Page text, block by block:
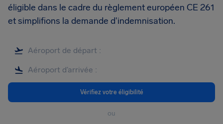
éligible dans le cadre du règlement européen CE 261
et simplifions la demande d'indemnisation.
Vérifiez votre éligibilité
ou